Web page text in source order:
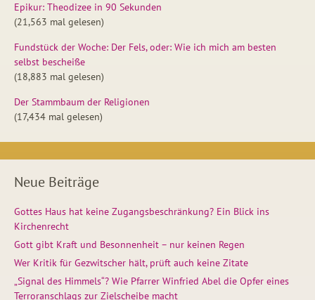
Epikur: Theodizee in 90 Sekunden
(21,563 mal gelesen)
Fundstück der Woche: Der Fels, oder: Wie ich mich am besten
selbst bescheiße
(18,883 mal gelesen)
Der Stammbaum der Religionen
(17,434 mal gelesen)
Neue Beiträge
Gottes Haus hat keine Zugangsbeschränkung? Ein Blick ins
Kirchenrecht
Gott gibt Kraft und Besonnenheit – nur keinen Regen
Wer Kritik für Gezwitscher hält, prüft auch keine Zitate
„Signal des Himmels“? Wie Pfarrer Winfried Abel die Opfer eines
Terroranschlags zur Zielscheibe macht